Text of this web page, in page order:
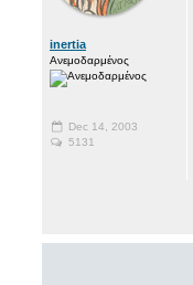
inertia
Ανεμοδαρμένος
Dec 14, 2003
5131